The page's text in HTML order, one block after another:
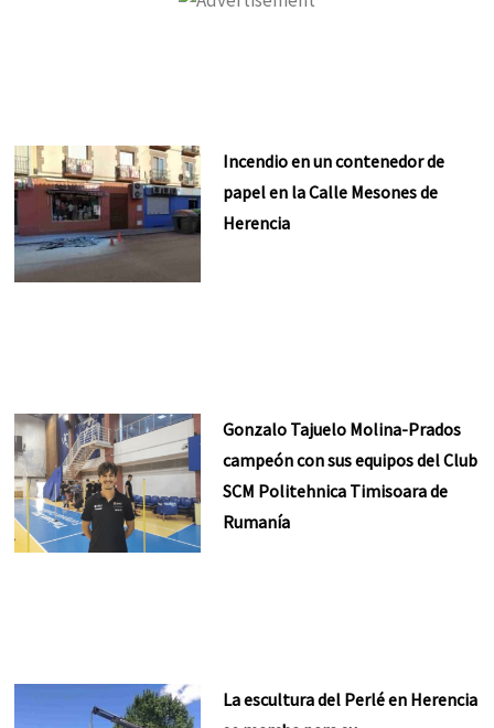
Incendio en un contenedor de
papel en la Calle Mesones de
Herencia
Gonzalo Tajuelo Molina-Prados
campeón con sus equipos del Club
SCM Politehnica Timisoara de
Rumanía
La escultura del Perlé en Herencia